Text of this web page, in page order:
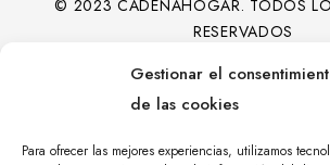
Gestionar el
de las cookies
Para ofrecer las mejores experiencias, utilizamos
© 2023 CADENAHOGAR. TODOS
RESERVADOS